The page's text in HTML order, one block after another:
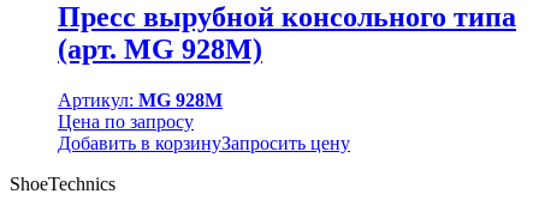
Пресс вырубной консольного типа
(арт. MG 928M)
Артикул: MG 928M
Цена по запросу
Добавить в корзинуЗапросить цену
ShoeTechnics